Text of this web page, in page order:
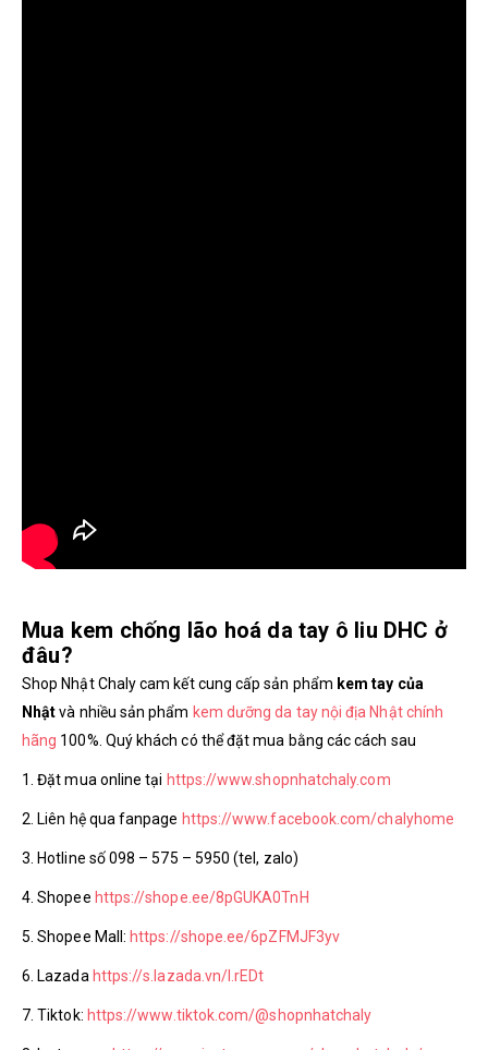
Mua kem chống lão hoá da tay ô liu DHC ở
đâu?
Shop Nhật Chaly cam kết cung cấp sản phẩm kem tay của
Nhậtvà nhiều sản phẩm kem dưỡng da tay nội địa Nhật chính
hãng 100%. Quý khách có thể đặt mua bằng các cách sau
1. Đặt mua online tại https://www.shopnhatchaly.com
2. Liên hệ qua fanpage https://www.facebook.com/chalyhome
3. Hotline số 098 – 575 – 5950 (tel, zalo)
4. Shopee https://shope.ee/8pGUKA0TnH
5. Shopee Mall: https://shope.ee/6pZFMJF3yv
6. Lazada https://s.lazada.vn/l.rEDt
7. Tiktok: https://www.tiktok.com/@shopnhatchaly